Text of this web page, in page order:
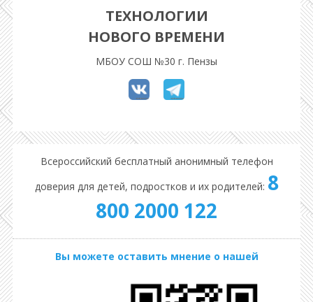
ТЕХНОЛОГИИ
НОВОГО ВРЕМЕНИ
МБОУ СОШ №30 г. Пензы
Всероссийский бесплатный анонимный телефон
доверия для детей, подростков и их родителей: 8
800 2000 122
Вы можете оставить мнение о нашей